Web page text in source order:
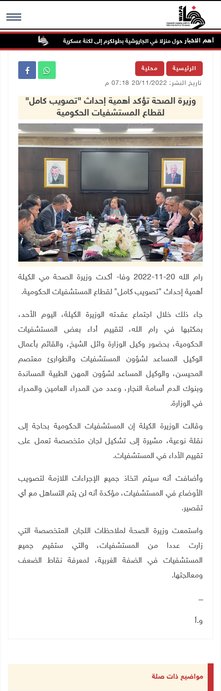
MENU أهم الاخبار
الاحتلال يحول منزلا في الجاروشية بطولكرم إلى ثكنة عسكرية
الرئيسية محلية
تاريخ النشر: 20/11/2022 07:18 م
وزيرة الصحة تؤكد أهمية إحداث "تصويب كامل"
لقطاع المستشفيات الحكومية
رام الله 20-11-2022 وفا- أكدت وزيرة الصحة مي الكيلة
أهمية إحداث "تصويب كامل" لقطاع المستشفيات الحكومية.
جاء ذلك خلال اجتماع عقدته الوزيرة الكيلة، اليوم الأحد،
بمكتبها في رام الله، لتقييم أداء بعض المستشفيات
الحكومية، بحضور وكيل الوزارة وائل الشيخ، والقائم بأعمال
الوكيل المساعد لشؤون المستشفيات والطوارئ معتصم
المحيسن، والوكيل المساعد لشؤون المهن الطبية المساندة
وبنوك الدم أسامة النجار، وعدد من المدراء العامين والمدراء
في الوزارة.
وقالت الوزيرة الكيلة إن المستشفيات الحكومية بحاجة إلى
نقلة نوعية، مشيرة إلى تشكيل لجان متخصصة تعمل على
تقييم الأداء في المستشفيات.
وأضافت أنه سيتم اتخاذ جميع الإجراءات اللازمة لتصويب
الأوضاع في المستشفيات، مؤكدة أنه لن يتم التساهل مع أي
تقصير.
واستمعت وزيرة الصحة لملاحظات اللجان المتخصصة التي
زارت عددا من المستشفيات، والتي ستقيم جميع
المستشفيات في الضفة الغربية، لمعرفة نقاط الضعف
ومعالجتها.
ــــ
و.أ
مواضيع ذات صلة